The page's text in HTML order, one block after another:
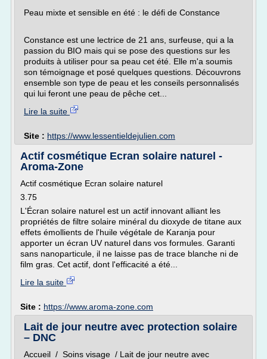
Peau mixte et sensible en été : le défi de Constance
Constance est une lectrice de 21 ans, surfeuse, qui a la
passion du BIO mais qui se pose des questions sur les
produits à utiliser pour sa peau cet été. Elle m'a soumis
son témoignage et posé quelques questions. Découvrons
ensemble son type de peau et les conseils personnalisés
qui lui feront une peau de pêche cet...
Lire la suite
Site : https://www.lessentieldejulien.com
Actif cosmétique Ecran solaire naturel -
Aroma-Zone
Actif cosmétique Ecran solaire naturel
3.75
L'Écran solaire naturel est un actif innovant alliant les
propriétés de filtre solaire minéral du dioxyde de titane aux
effets émollients de l'huile végétale de Karanja pour
apporter un écran UV naturel dans vos formules. Garanti
sans nanoparticule, il ne laisse pas de trace blanche ni de
film gras. Cet actif, dont l'efficacité a été...
Lire la suite
Site : https://www.aroma-zone.com
Lait de jour neutre avec protection solaire
– DNC
Accueil / Soins visage / Lait de jour neutre avec